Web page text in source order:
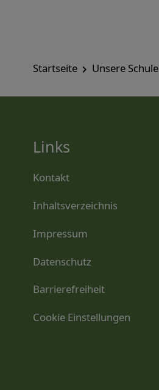
Startseite Unsere Schule
Links
Kontakt
Inhaltsverzeichnis
Impressum
Datenschutz
Barrierefreiheit
Cookie Einstellungen